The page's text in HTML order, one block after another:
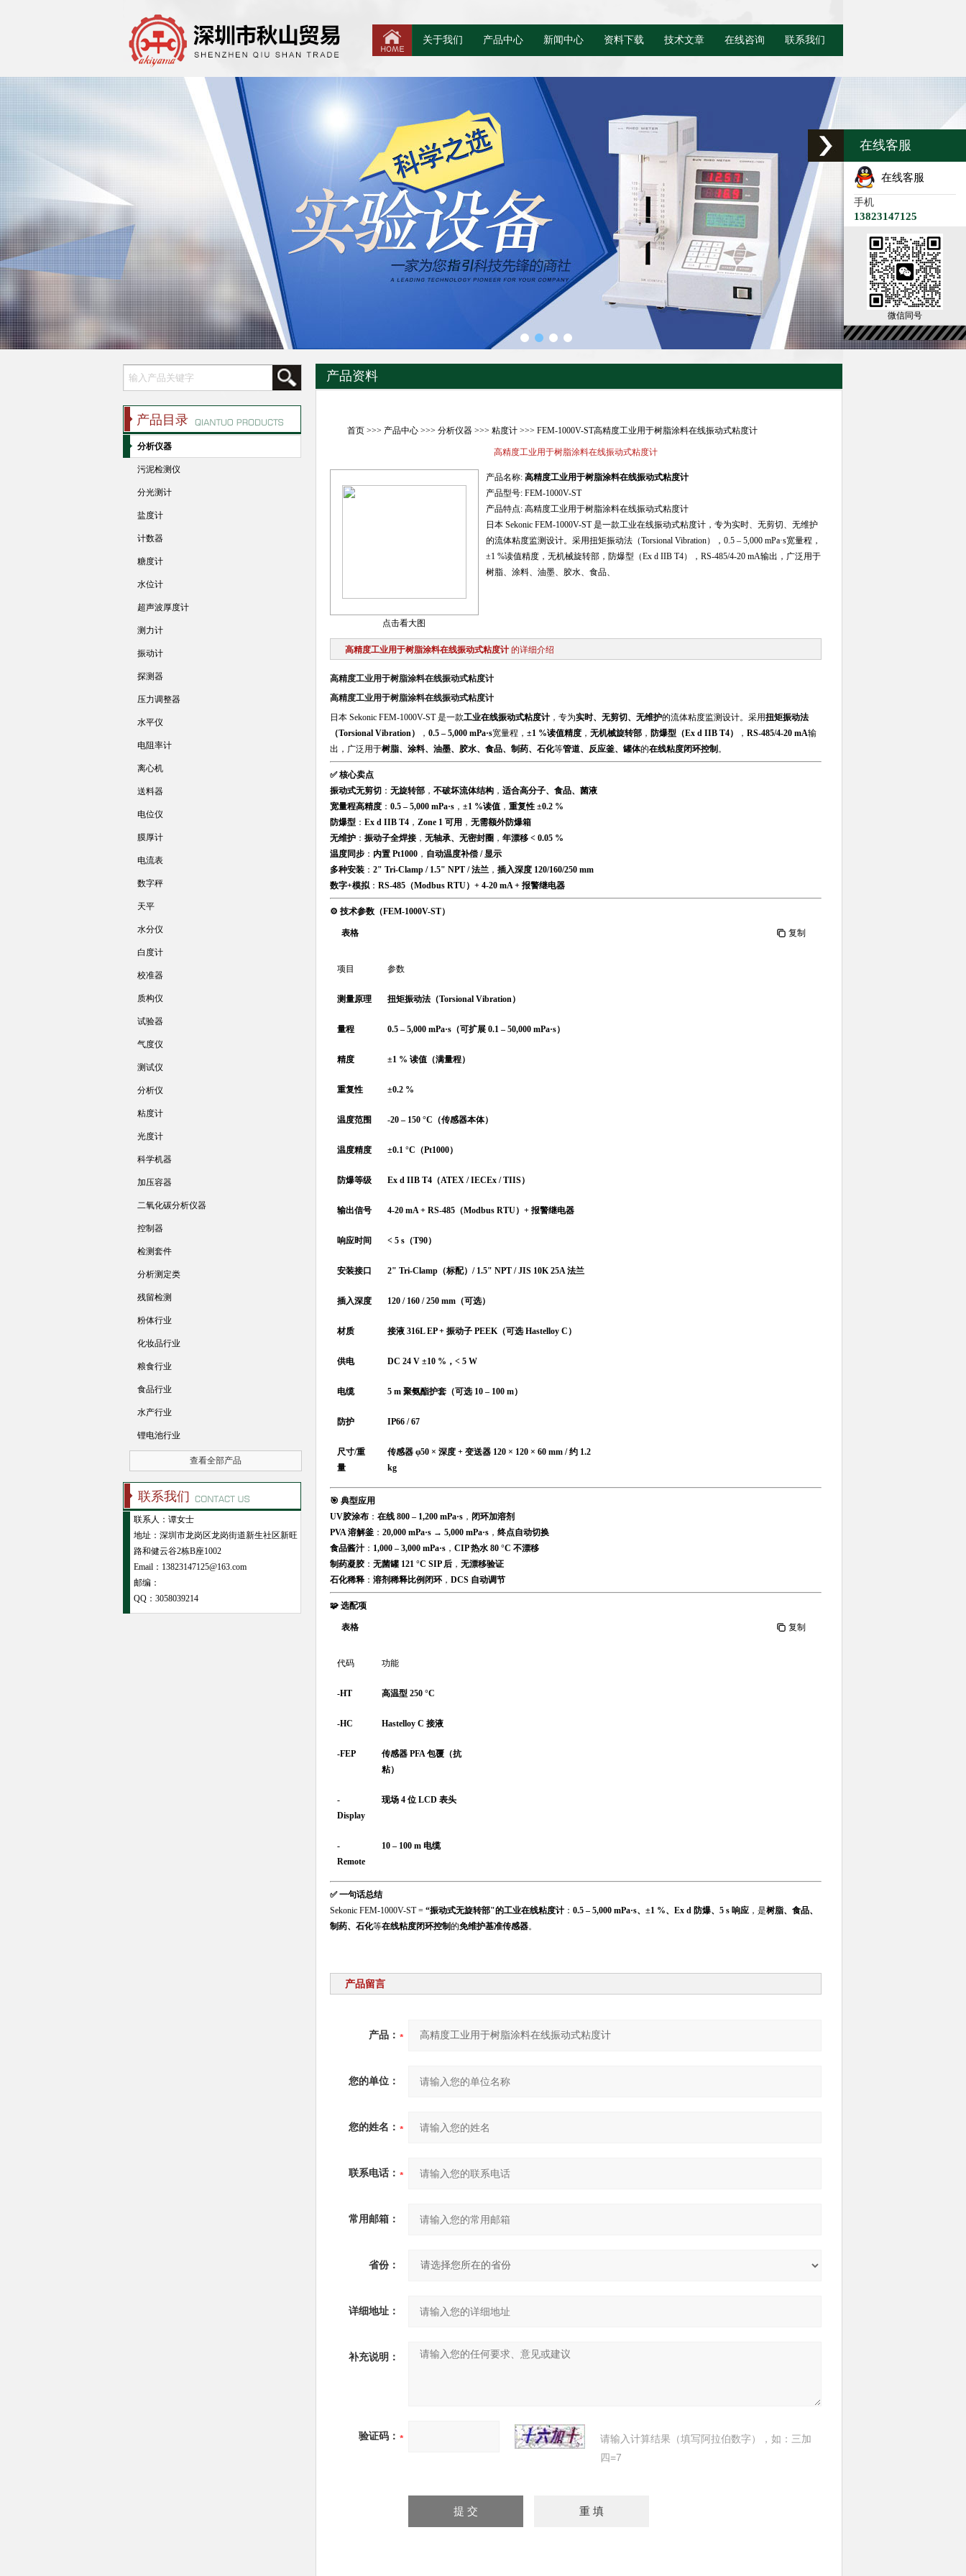
关于我们 产品中心 新闻中心 资料下载 技术文章 在线咨询 联系我们
产品资料
首页>>> 产品中心>>> 分析仪器>>> 粘度计>>> FEM-1000V-ST高精度工业用于树脂涂料在线振动式粘度计
高精度工业用于树脂涂料在线振动式粘度计
点击看大图
产品名称: 高精度工业用于树脂涂料在线振动式粘度计
产品型号: FEM-1000V-ST
产品特点: 高精度工业用于树脂涂料在线振动式粘度计
日本 Sekonic FEM-1000V-ST 是一款工业在线振动式粘度计，专为实时、无剪切、无维护
的流体粘度监测设计。采用扭矩振动法（Torsional Vibration），0.5 – 5,000 mPa·s宽量程，
±1 %读值精度，无机械旋转部，防爆型（Ex d IIB T4），RS-485/4-20 mA输出，广泛用于
树脂、涂料、油墨、胶水、食品、
高精度工业用于树脂涂料在线振动式粘度计 的详细介绍
高精度工业用于树脂涂料在线振动式粘度计
高精度工业用于树脂涂料在线振动式粘度计
日本 Sekonic FEM-1000V-ST 是一款工业在线振动式粘度计，专为实时、无剪切、无维护的流体粘度监测设计。采用扭矩振动法
（Torsional Vibration）
， 0.5 – 5,000 mPa·s宽量程， ±1 %读值精度， 无机械旋转部， 防爆型（Ex d IIB T4） ， RS-485/4-20 mA输
出，广泛用于树脂、涂料、油墨、胶水、食品、制药、石化等管道、反应釜、罐体的在线粘度闭环控制 。
✅ 核心卖点
振动式无剪切 ： 无旋转部， 不破坏流体结构， 适合高分子、食品、菌液
宽量程高精度： 0.5 – 5,000 mPa·s， ±1 %读值， 重复性 ±0.2 %
防爆型： Ex d IIB T4， Zone 1 可用 ， 无需额外防爆箱
无维护： 振动子全焊接， 无轴承、无密封圈 ， 年漂移 < 0.05 %
温度同步： 内置 Pt1000， 自动温度补偿 / 显示
多种安装： 2" Tri-Clamp / 1.5" NPT / 法兰， 插入深度 120/160/250 mm
数字+模拟： RS-485（Modbus RTU）+ 4-20 mA + 报警继电器
⚙️ 技术参数（FEM-1000V-ST）
表格 复制
项目 参数
测量原理 扭矩振动法（Torsional Vibration）
量程 0.5 – 5,000 mPa·s（可扩展 0.1 – 50,000 mPa·s）
精度 ±1 % 读值（满量程）
重复性 ±0.2 %
温度范围 -20 – 150 °C（传感器本体）
温度精度 ±0.1 °C（Pt1000）
防爆等级 Ex d IIB T4（ATEX / IECEx / TIIS）
输出信号 4-20 mA + RS-485（Modbus RTU）+ 报警继电器
响应时间 < 5 s（T90）
安装接口 2" Tri-Clamp（标配）/ 1.5" NPT / JIS 10K 25A 法兰
插入深度 120 / 160 / 250 mm（可选）
材质 接液 316L EP + 振动子 PEEK（可选 Hastelloy C）
供电 DC 24 V ±10 %，< 5 W
电缆 5 m 聚氨酯护套（可选 10 – 100 m）
防护 IP66 / 67
尺寸/重
量
传感器 φ50 × 深度 + 变送器 120 × 120 × 60 mm / 约 1.2
kg
🎯 典型应用
UV胶涂布： 在线 800 – 1,200 mPa·s， 闭环加溶剂
PVA 溶解釜： 20,000 mPa·s → 5,000 mPa·s， 终点自动切换
食品酱汁： 1,000 – 3,000 mPa·s， CIP 热水 80 °C 不漂移
制药凝胶： 无菌罐 121 °C SIP 后， 无漂移验证
石化稀释： 溶剂稀释比例闭环， DCS 自动调节
🧩 选配项
表格 复制
代码 功能
-HT 高温型 250 °C
-HC Hastelloy C 接液
-FEP
传感器 PFA 包覆（抗
粘）
-
Display
现场 4 位 LCD 表头
-
Remote
10 – 100 m 电缆
✅ 一句话总结
Sekonic FEM-1000V-ST = “振动式无旋转部"的工业在线粘度计： 0.5 – 5,000 mPa·s、±1 %、Ex d 防爆、5 s 响应，是树脂、食品、
制药、石化等在线粘度闭环控制的免维护基准传感器。
产品留言
产品：
您的单位：
您的姓名：
联系电话：
常用邮箱：
省份：
详细地址：
补充说明：
验证码：
请输入计算结果（填写阿拉伯数字），如：三加
四=7
产品目录
分析仪器
污泥检测仪
分光测计
盐度计
计数器
糖度计
水位计
超声波厚度计
测力计
振动计
探测器
压力调整器
水平仪
电阻率计
离心机
送料器
电位仪
膜厚计
电流表
数字秤
天平
水分仪
白度计
校准器
质构仪
试验器
气度仪
测试仪
分析仪
粘度计
光度计
科学机器
加压容器
二氧化碳分析仪器
控制器
检测套件
分析测定类
残留检测
粉体行业
化妆品行业
粮食行业
食品行业
水产行业
锂电池行业
查看全部产品
联系我们
联系人：谭女士
地址：深圳市龙岗区龙岗街道新生社区新旺
路和健云谷2栋B座1002
Email：13823147125@163.com
邮编：
QQ： 3058039214
在线客服
在线客服
手机
13823147125
微信同号